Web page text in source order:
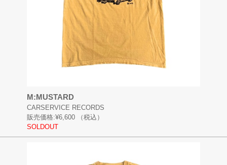
M:MUSTARD
CARSERVICE RECORDS
販売価格:¥6,600
（税込）
SOLDOUT